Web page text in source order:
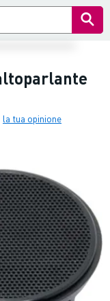
la tua opinione